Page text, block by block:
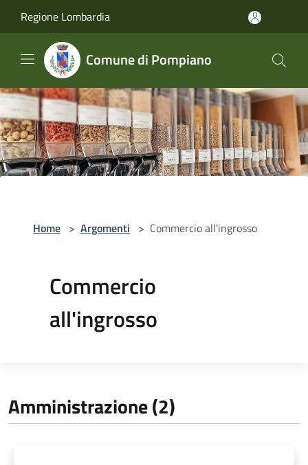
Regione Lombardia
Comune di Pompiano
Home > Argomenti > Commercio all'ingrosso
Commercio
all'ingrosso
Amministrazione (2)